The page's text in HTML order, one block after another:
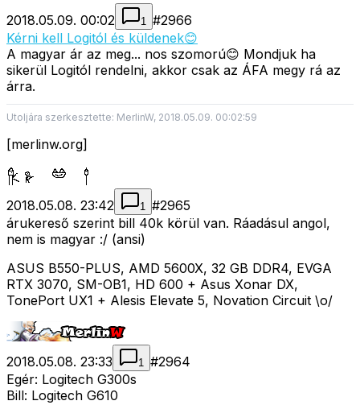
2018.05.09. 00:02 1 #2966
Kérni kell Logitól és küldenek😊
A magyar ár az meg... nos szomorú😊 Mondjuk ha
sikerül Logitól rendelni, akkor csak az ÁFA megy rá az
árra.
Utoljára szerkesztette: MerlinW, 2018.05.09. 00:02:59
[merlinw.org]
2018.05.08. 23:42 1 #2965
árukereső szerint bill 40k körül van. Ráadásul angol,
nem is magyar :/ (ansi)
ASUS B550-PLUS, AMD 5600X, 32 GB DDR4, EVGA
RTX 3070, SM-OB1, HD 600 + Asus Xonar DX,
TonePort UX1 + Alesis Elevate 5, Novation Circuit \o/
2018.05.08. 23:33 1 #2964
Egér: Logitech G300s
Bill: Logitech G610